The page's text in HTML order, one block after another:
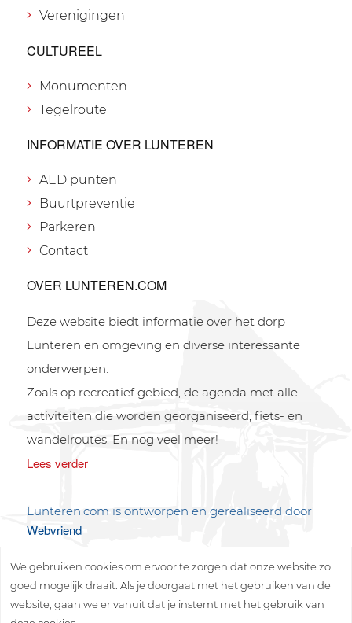
Verenigingen
CULTUREEL
Monumenten
Tegelroute
INFORMATIE OVER LUNTEREN
AED punten
Buurtpreventie
Parkeren
Contact
OVER LUNTEREN.COM
Deze website biedt informatie over het dorp
Lunteren en omgeving en diverse interessante
onderwerpen.
Zoals op recreatief gebied, de agenda met alle
activiteiten die worden georganiseerd, fiets- en
wandelroutes. En nog veel meer!
Lees verder
Lunteren.com is ontworpen en gerealiseerd door
Webvriend
We gebruiken cookies om ervoor te zorgen dat onze website zo
goed mogelijk draait. Als je doorgaat met het gebruiken van de
website, gaan we er vanuit dat je instemt met het gebruik van